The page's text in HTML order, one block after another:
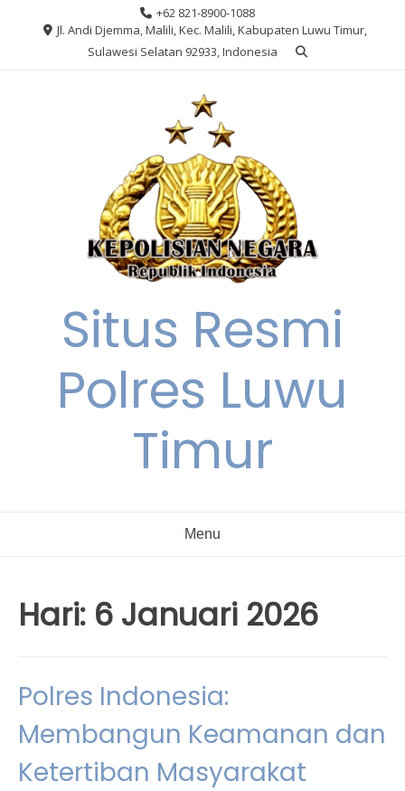
+62 821-8900-1088
Jl. Andi Djemma, Malili, Kec. Malili, Kabupaten Luwu Timur,
Sulawesi Selatan 92933, Indonesia
Situs Resmi
Polres Luwu
Timur
Menu
Hari: 6 Januari 2026
Polres Indonesia:
Membangun Keamanan dan
Ketertiban Masyarakat